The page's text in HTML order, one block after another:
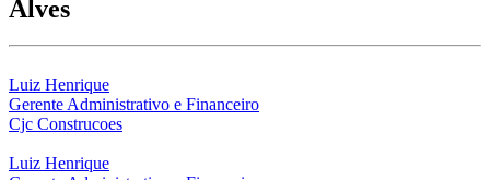
Alves
Luiz Henrique
Gerente Administrativo e Financeiro
Cjc Construcoes
Luiz Henrique